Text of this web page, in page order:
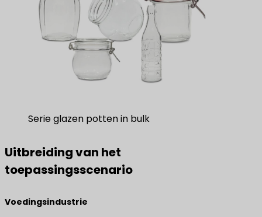
Serie glazen potten in bulk
Uitbreiding van het
toepassingsscenario
Voedingsindustrie